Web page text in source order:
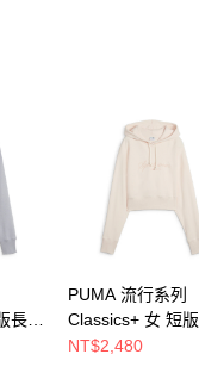
之同意方可使用
用戶狀況，依本公司即
若發現惡意使用之情形，
並採取法律行動。
厚
PUMA 流行系列
Classics+ 女 短
連帽T恤
NT$2,480